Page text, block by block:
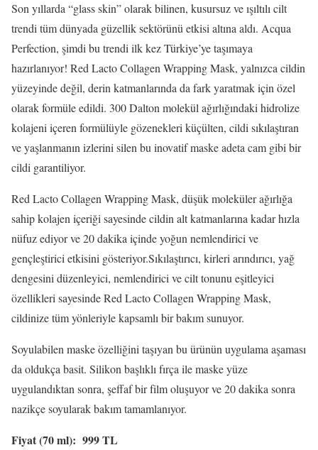
Son yıllarda “glass skin” olarak bilinen, kusursuz ve ışıltılı cilt
trendi tüm dünyada güzellik sektörünü etkisi altına aldı. Acqua
Perfection, şimdi bu trendi ilk kez Türkiye’ye taşımaya
hazırlanıyor! Red Lacto Collagen Wrapping Mask, yalnızca cildin
yüzeyinde değil, derin katmanlarında da fark yaratmak için özel
olarak formüle edildi. 300 Dalton molekül ağırlığındaki hidrolize
kolajeni içeren formülüyle gözenekleri küçülten, cildi sıkılaştıran
ve yaşlanmanın izlerini silen bu inovatif maske adeta cam gibi bir
cildi garantiliyor.
Red Lacto Collagen Wrapping Mask, düşük moleküler ağırlığa
sahip kolajen içeriği sayesinde cildin alt katmanlarına kadar hızla
nüfuz ediyor ve 20 dakika içinde yoğun nemlendirici ve
gençleştirici etkisini gösteriyor.Sıkılaştırıcı, kirleri arındırıcı, yağ
dengesini düzenleyici, nemlendirici ve cilt tonunu eşitleyici
özellikleri sayesinde Red Lacto Collagen Wrapping Mask,
cildinize tüm yönleriyle kapsamlı bir bakım sunuyor.
Soyulabilen maske özelliğini taşıyan bu ürünün uygulama aşaması
da oldukça basit. Silikon başlıklı fırça ile maske yüze
uygulandıktan sonra, şeffaf bir film oluşuyor ve 20 dakika sonra
nazikçe soyularak bakım tamamlanıyor.
Fiyat (70 ml): 999 TL